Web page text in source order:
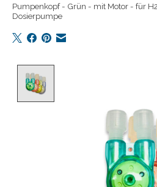
Pumpenkopf - Grün - mit Motor - für
Dosierpumpe